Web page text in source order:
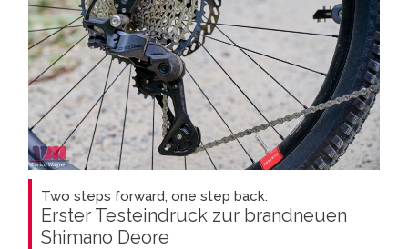
Two steps forward, one step back:
Erster Testeindruck zur brandneuen
Shimano Deore